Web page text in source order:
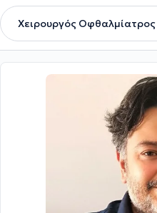
Χειρουργός Οφθαλμίατρος